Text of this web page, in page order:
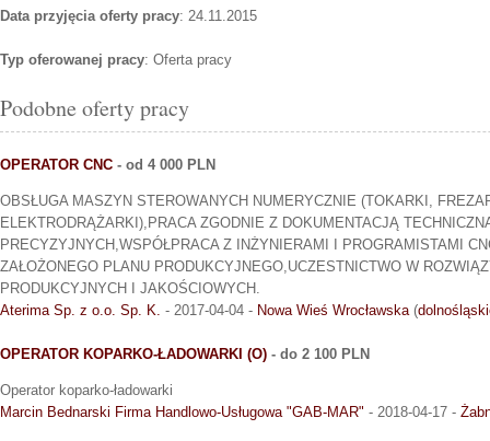
Data przyjęcia oferty pracy: 24.11.2015
Typ oferowanej pracy: Oferta pracy
Podobne oferty pracy
OPERATOR CNC - od 4 000 PLN
OBSŁUGA MASZYN STEROWANYCH NUMERYCZNIE (TOKARKI,
ELEKTRODRĄŻARKI),PRACA ZGODNIE Z DOKUMENTACJĄ
PRECYZYJNYCH,WSPÓŁPRACA Z INŻYNIERAMI I PROGRAMISTAMI
ZAŁOŻONEGO PLANU PRODUKCYJNEGO,UCZESTNICTWO W
PRODUKCYJNYCH I JAKOŚCIOWYCH.
Aterima Sp. z o.o. Sp. K. - 2017-04-04 - Nowa Wieś Wrocławska(
OPERATOR KOPARKO-ŁADOWARKI (O) - do 2 100 PLN
Operator koparko-ładowarki
Marcin Bednarski Firma Handlowo-Usługowa "GAB-MAR" - 2018-04-17 -